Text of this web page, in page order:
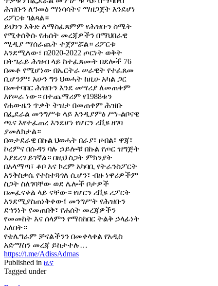
ሕዝቡን ለዓመፅ ማነሳሳትና ማዘጋጀት እንደሆነ
ሪፖርቱ ገልጻል።
ይህንን እቅድ ለማስፈጸምም የሕዝቡን ስሜት
የሚቀሰቅሱ የሐሰት መረጃዎችን በማህበራዊ
ሚዲያ ማሰራጨት ተጀምሯል። ሪፖርቱ
እንደሚለው፣ በ2020-2022 ጦርነት ወቅት
በትግራይ ሕዝብ ላይ ከተፈጸሙት በደሎች 76
በመቶ የሚሆነው በኤርትራ ሠራዊት የተፈጸመ
ቢሆንም፣ አሁን ግን ህወሓት ከዚሁ አካል ጋር
በመተባበር ሕዝቡን እንደ መሣሪያ ለመጠቀም
እየሠራ ነው። በተጨማሪም የ1988ቱን
የሐውዜን ጥቃት ትዝታ በመጠቀም ሕዝቡ
በፌደራል መንግሥቱ ላይ እንዲያምፅ ሥነ-ልቦናዊ
ጫና እየተፈጠረ እንደሆነ የሆርን ሪቪዩ ዘገባ
ያመለክታል።
በወታደራዊ በኩል ህወሓት በራያ፣ ዞብል፣ ዋጃ፣
ኮረምና በሱዳን ባሉ ኃይሎቹ በኩል የጦር ዝግጅት
እያደረገ ይገኛል። በዚህ ስጋት ምክንያት
በአላማጣ፣ ቆቦ እና ኮረም አካባቢ የትራንስፖርት
እንቅስቃሴ የተስተጓጎለ ሲሆን፣ ብዙ ነዋሪዎችም
ስጋት ስለገባቸው ወደ ሌሎች ቦታዎች
በመፈናቀል ላይ ናቸው። የሆርን ሪቪዩ ሪፖርት
እንደሚያስጠነቅቀው፤ መንግሥት የሕዝቡን
ደኅንነት የመጠበቅ፣ የሐሰት መረጃዎችን
የመመከት እና ሰላምን የማስከበር ትልቅ ኃላፊነት
አለበት።
የቴሌግራም ቻናልችንን በመቀላቀል የአዲስ
አድማስን መረጃ ይከታተሉ…
https://t.me/AdissAdmas
Published in ዜና
Tagged under